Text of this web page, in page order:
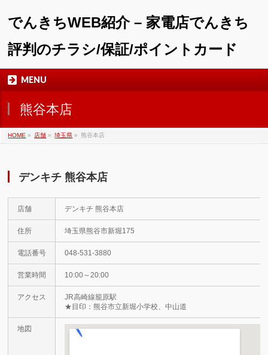
でんきちWEB紹介 – 家電店でんきち
評判のチラシ/保証/ポイントカード
MENU
熊谷本店
HOME » 店舗 » 埼玉県 » 熊谷本店
デンキチ 熊谷本店
店舗 デンキチ 熊谷本店
住所 埼玉県熊谷市新堀175
電話番号 048-531-3880
営業時間 10:00～20:00
アクセス
JR高崎線籠原駅
★目印：熊谷市立新堀小学校、中山道
地図